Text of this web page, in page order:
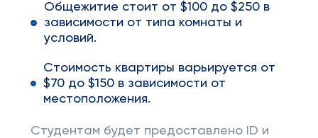
Общежитие стоит от $100 до $250 в
зависимости от типа комнаты и
условий.
Стоимость квартиры варьируется от
$70 до $150 в зависимости от
местоположения.
Студентам будет предоставлено ID и